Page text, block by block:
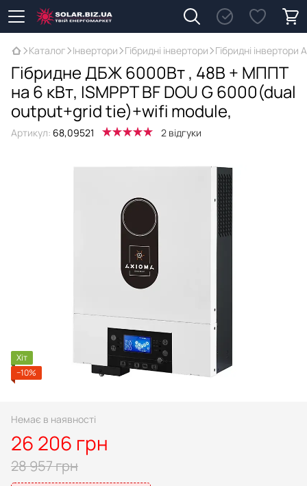
Каталог Інвертори Гібридні інвертори Гібридні інвертори
Гібридне ДБЖ 6000Вт , 48В + МППТ
на 6 кВт, ISMPPT BF DOU G 6000(dual
output+grid tie)+wifi module,
Артикул: 68,09521 2 відгуки
Хіт
−10%
Немає в наявності
26 206 грн
28 957 грн